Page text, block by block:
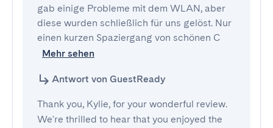
gab einige Probleme mit dem WLAN, aber
diese wurden schließlich für uns gelöst. Nur
einen kurzen Spaziergang von schönen C
Mehr sehen
Antwort von GuestReady
Thank you, Kylie, for your wonderful review.
We're thrilled to hear that you enjoyed the